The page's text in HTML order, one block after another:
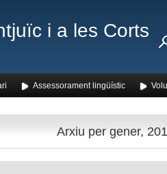
i a les Corts
Assessorament lingüístic
Arxiu per gener,